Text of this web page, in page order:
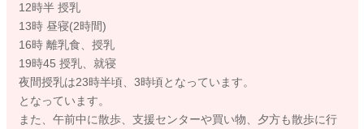
12時半 授乳
13時 昼寝(2時間)
16時 離乳食、授乳
19時45 授乳、就寝
夜間授乳は23時半頃、3時頃となっています。
となっています。
また、午前中に散歩、支援センターや買い物、夕方も散歩に行